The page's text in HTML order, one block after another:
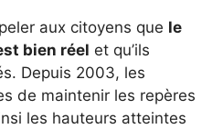
aux citoyens que le
bien réel et qu’ils
Depuis 2003, les
de maintenir les repères
les hauteurs atteintes